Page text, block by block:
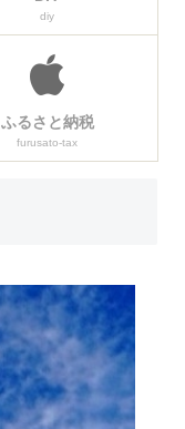
diy
ふるさと納税
furusato-tax